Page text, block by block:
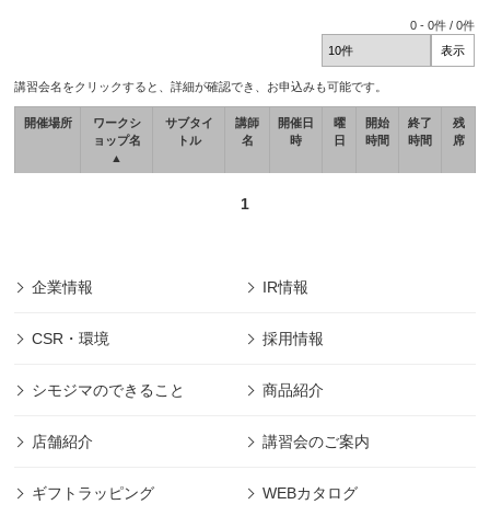
0 -0件 /0件
講習会名をクリックすると、詳細が確認でき、お申込みも可能です。
開催場所
ワークシ
ョップ名
▲
サブタイ
トル
講師
名
開催日
時
曜
日
開始
時間
終了
時間
残
席
1
企業情報 IR情報
CSR・環境 採用情報
シモジマのできること 商品紹介
店舗紹介 講習会のご案内
ギフトラッピング WEBカタログ